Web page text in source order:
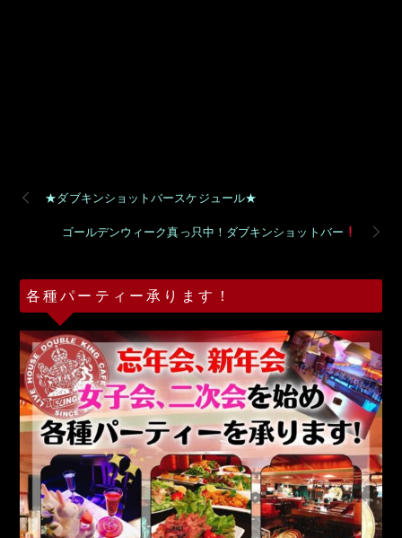
★ダブキンショットバースケジュール★
ゴールデンウィーク真っ只中！ダブキンショットバー
各種パーティー承ります！